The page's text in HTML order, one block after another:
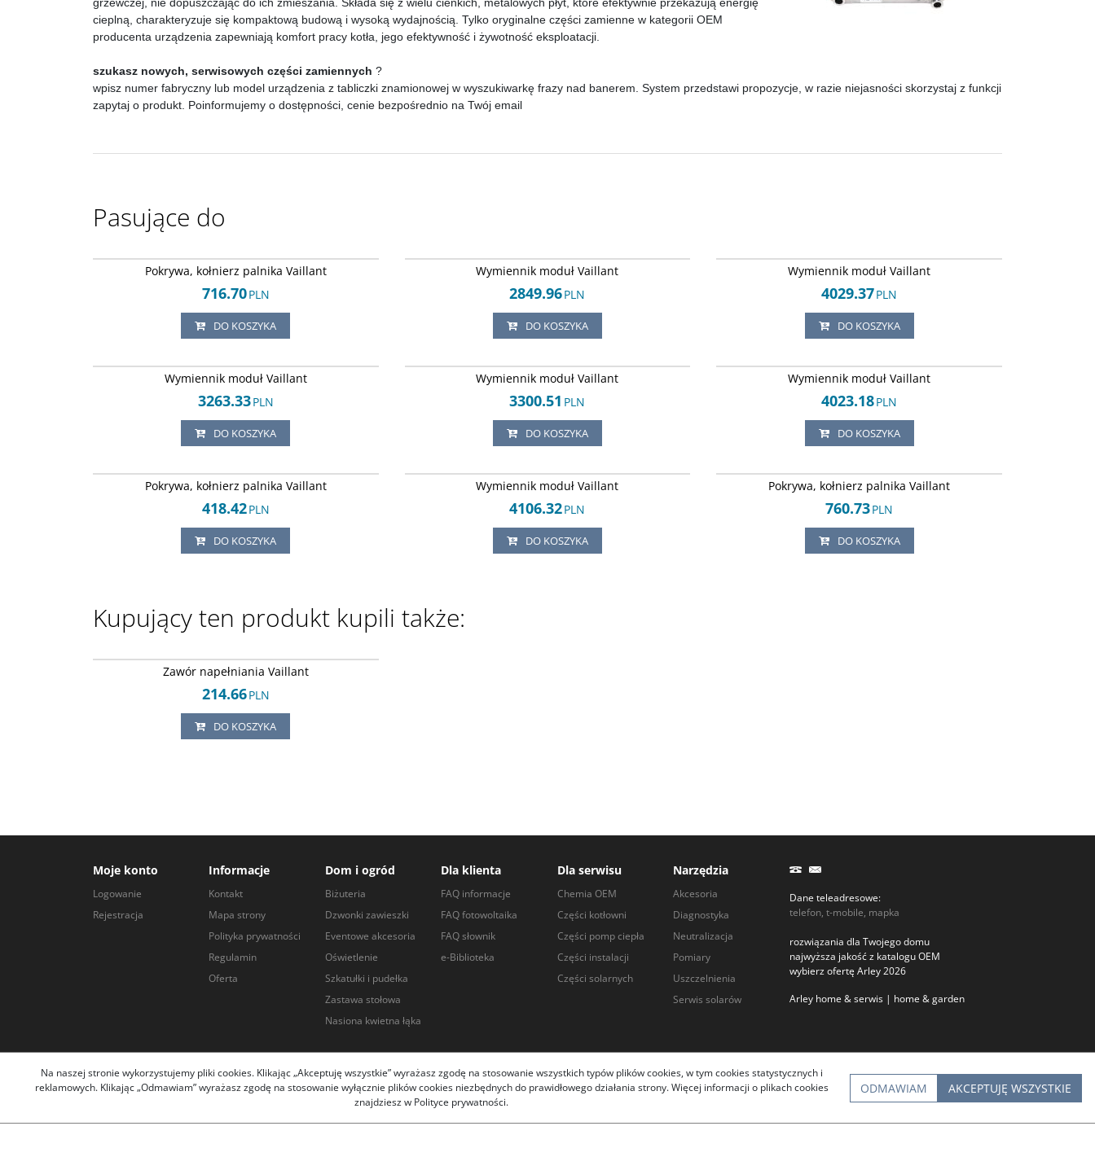
cieplną, charakteryzuje się kompaktową budową i wysoką wydajnością. Tylko oryginalne części zamienne w kategorii OEM
producenta urządzenia zapewniają komfort pracy kotła, jego efektywność i żywotność eksploatacji.
szukasz nowych, serwisowych części zamiennych ?
wpisz numer fabryczny lub model urządzenia z tabliczki znamionowej w wyszukiwarkę frazy nad banerem. System przedstawi propozycje, w razie niejasności skorzystaj z funkcji
zapytaj o produkt. Poinformujemy o dostępności, cenie bezpośrednio na Twój email
Pasujące do
Pokrywa, kołnierz palnika Vaillant
716.70PLN
DO KOSZYKA
Wymiennik moduł Vaillant
2849.96PLN
DO KOSZYKA
Wymiennik moduł Vaillant
4029.37PLN
DO KOSZYKA
Wymiennik moduł Vaillant
3263.33PLN
DO KOSZYKA
Wymiennik moduł Vaillant
3300.51 PLN
DO KOSZYKA
Wymiennik moduł Vaillant
4023.18PLN
DO KOSZYKA
Pokrywa, kołnierz palnika Vaillant
418.42PLN
DO KOSZYKA
Wymiennik moduł Vaillant
4106.32PLN
DO KOSZYKA
Pokrywa, kołnierz palnika Vaillant
760.73PLN
DO KOSZYKA
Kupujący ten produkt kupili także:
Zawór napełniania Vaillant
214.66PLN
DO KOSZYKA
Moje konto
Logowanie
Rejestracja
Informacje
Kontakt
Mapa strony
Polityka prywatności
Regulamin
Oferta
Dom i ogród
Biżuteria
Dzwonki zawieszki
Eventowe akcesoria
Oświetlenie
Szkatułki i pudełka
Zastawa stołowa
Nasiona kwietna łąka
Dla klienta
FAQ informacje
FAQ fotowoltaika
FAQ słownik
e-Biblioteka
Dla serwisu
Chemia OEM
Części kotłowni
Części pomp ciepła
Części instalacji
Części solarnych
Narzędzia
Akcesoria
Diagnostyka
Neutralizacja
Pomiary
Uszczelnienia
Serwis solarów
Dane teleadresowe:
telefon, t-mobile, mapka
rozwiązania dla Twojego domu
najwyższa jakość z katalogu OEM
wybierz ofertę Arley 2026
Arley home & serwis | home & garden
Copyright arley.com.pl 2026 InfoSerwis oprogramowanie sklepu BestSeller
Na naszej stronie wykorzystujemy pliki cookies. Klikając „Akceptuję wszystkie” wyrażasz zgodę na stosowanie wszystkich typów plików cookies, w tym cookies statystycznych i
reklamowych. Klikając „Odmawiam” wyrażasz zgodę na stosowanie wyłącznie plików cookies niezbędnych do prawidłowego działania strony. Więcej informacji o plikach cookies
znajdziesz w Polityce prywatności.
ODMAWIAM AKCEPTUJĘ WSZYSTKIE